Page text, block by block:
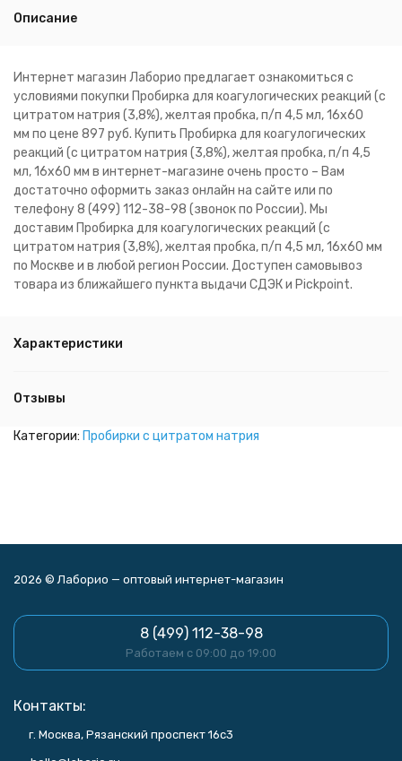
Описание
Интернет магазин Лаборио предлагает ознакомиться с
условиями покупки Пробирка для коагулогических реакций (с
цитратом натрия (3,8%), желтая пробка, п/п 4,5 мл, 16x60
мм по цене 897 руб. Купить Пробирка для коагулогических
реакций (с цитратом натрия (3,8%), желтая пробка, п/п 4,5
мл, 16x60 мм в интернет-магазине очень просто – Вам
достаточно оформить заказ онлайн на сайте или по
телефону 8 (499) 112-38-98 (звонок по России). Мы
доставим Пробирка для коагулогических реакций (с
цитратом натрия (3,8%), желтая пробка, п/п 4,5 мл, 16x60 мм
по Москве и в любой регион России. Доступен самовывоз
товара из ближайшего пункта выдачи СДЭК и Pickpoint.
Характеристики
Отзывы
Категории: Пробирки с цитратом натрия
2026 © Лаборио — оптовый интернет-магазин
8 (499) 112-38-98
Работаем с 09:00 до 19:00
Контакты:
г. Москва, Рязанский проспект 16с3